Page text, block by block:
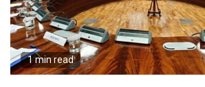
1 min read